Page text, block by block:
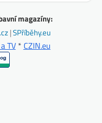
magazíny:
|SPříběhy.eu
TV* CZIN.eu